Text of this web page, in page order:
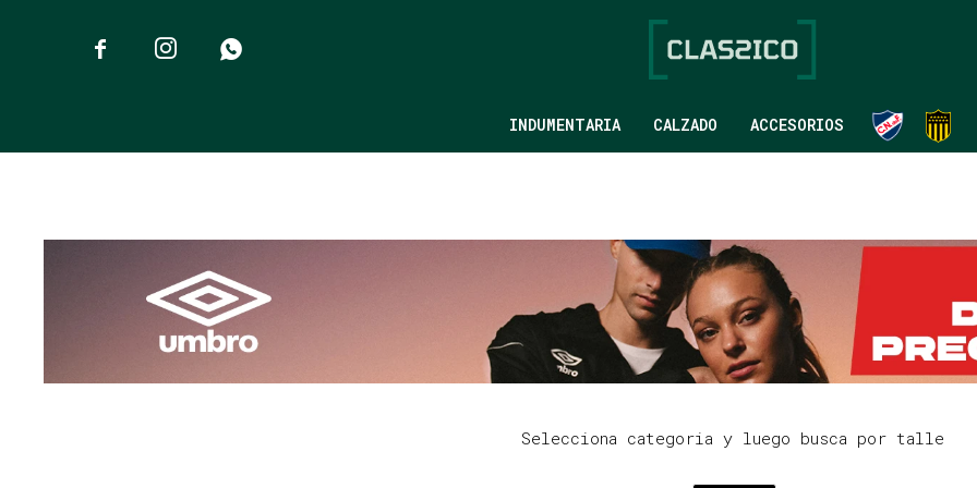
INDUMENTARIA CALZADO ACCESORIOS
  
Selecciona categoria y luego busca por talle